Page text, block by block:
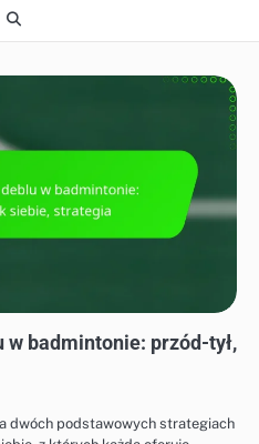
w badmintonie: przód-tył,
dwóch podstawowych strategiach